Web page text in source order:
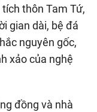
tích thôn Tam Tứ,
gian dài, bệ đá
nguyên gốc,
xảo của nghệ
đồng và nhà